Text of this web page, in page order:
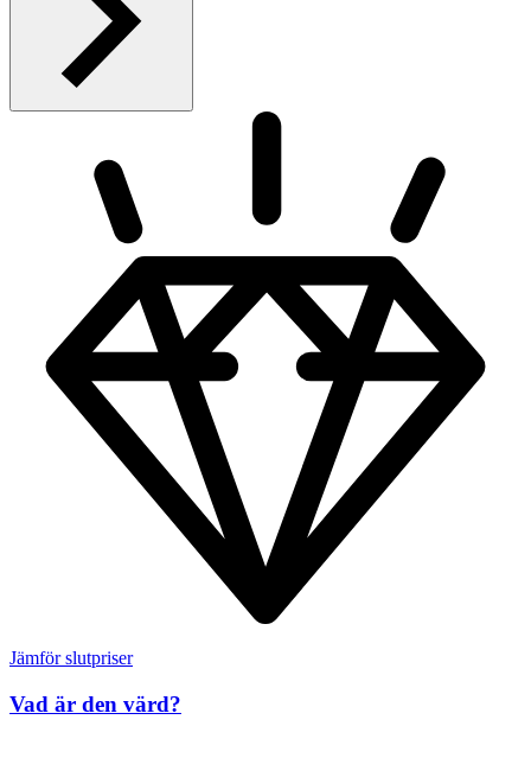
Jämför slutpriser
Vad är den värd?